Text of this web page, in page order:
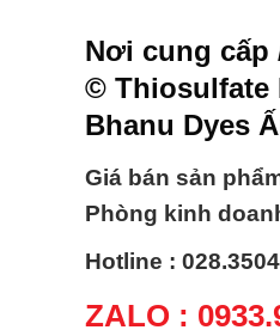
Nơi cung cấp
© Thiosulfate
Bhanu Dyes
Giá bán sản
Phòng kinh
Hotline :
ZALO :